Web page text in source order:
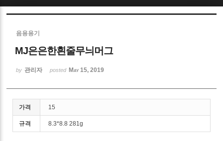
음용용기
MJ은은한흰줄무늬머그
by 관리자 posted May 15, 2019
가격 15
규격 8.3*8.8 281g
Sketchbook5, 스케치북5
Sketchbook5, 스케치북5